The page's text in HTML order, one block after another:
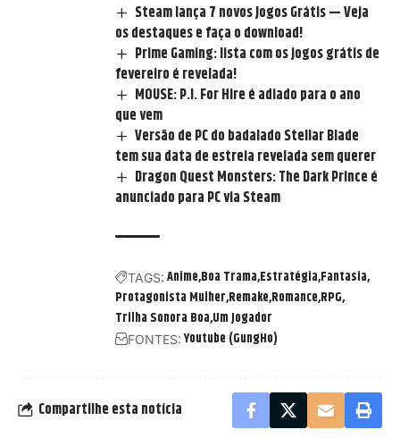
Steam lança 7 novos Jogos Grátis — Veja
os destaques e faça o download!
Prime Gaming: lista com os jogos grátis de
fevereiro é revelada!
MOUSE: P.I. For Hire é adiado para o ano
que vem
Versão de PC do badalado Stellar Blade
tem sua data de estreia revelada sem querer
Dragon Quest Monsters: The Dark Prince é
anunciado para PC via Steam
TAGS: Anime Boa Trama Estratégia Fantasia
Protagonista Mulher Remake Romance RPG
Trilha Sonora Boa Um Jogador
FONTES: Youtube (GungHo)
Compartilhe esta notícia